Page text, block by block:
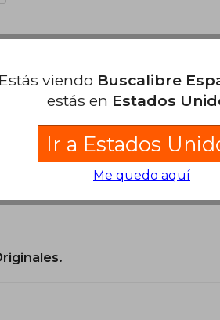
agregar tu propia evaluación.
Estás viendo Buscalibre
estás en Estados
Ir a Estados
Me quedo aquí